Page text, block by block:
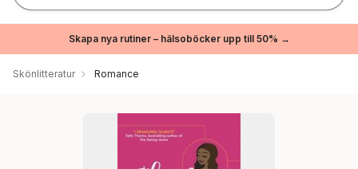
Skapa nya rutiner – hälsoböcker upp till 50% →
Skönlitteratur Romance